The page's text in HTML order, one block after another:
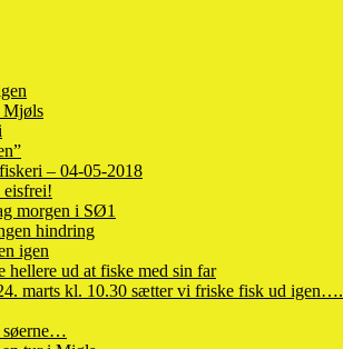
Mjøls
– 04-05-2018
morgen i SØ1
hindring
igen
ud at fiske med sin far
marts kl. 10.30 sætter vi friske fisk ud igen….
søerne…